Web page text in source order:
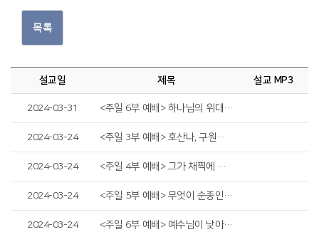
목록
설교일 제목 설교 MP3
2024-03-31 <주일 6부 예배> 하나님의 위대한 반전
2024-03-24 <주일 3부 예배> 호산나, 구원하소서
2024-03-24 <주일 4부 예배> 그가 채찍에 맞음으로
2024-03-24 <주일 5부 예배> 무엇이 순종인가?
2024-03-24 <주일 6부 예배> 예수님이 낮아지신 이유